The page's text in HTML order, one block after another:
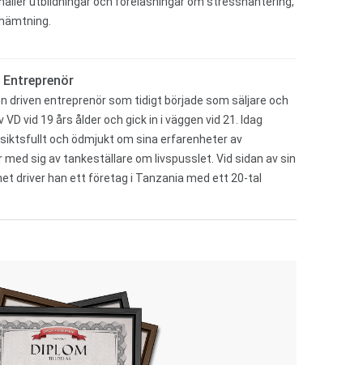
driven entreprenör som tidigt började som säljare och
vid 19 års ålder och gick in i väggen vid 21. Idag
och ödmjukt om sina erfarenheter av
sig av tankeställare om livspusslet. Vid sidan av sin
driver han ett företag i Tanzania med ett 20-tal